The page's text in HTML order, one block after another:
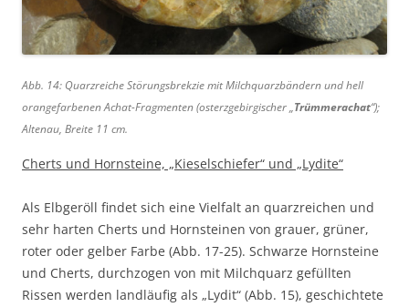
Abb. 14: Quarzreiche Störungsbrekzie mit Milchquarzbändern und hell
orangefarbenen Achat-Fragmenten (osterzgebirgischer „Trümmerachat“);
Altenau, Breite 11 cm.
Cherts und Hornsteine, „Kieselschiefer“ und „Lydite“
Als Elbgeröll findet sich eine Vielfalt an quarzreichen und
sehr harten Cherts und Hornsteinen von grauer, grüner,
roter oder gelber Farbe (Abb. 17-25). Schwarze Hornsteine
und Cherts, durchzogen von mit Milchquarz gefüllten
Rissen werden landläufig als „Lydit“ (Abb. 15), geschichtete